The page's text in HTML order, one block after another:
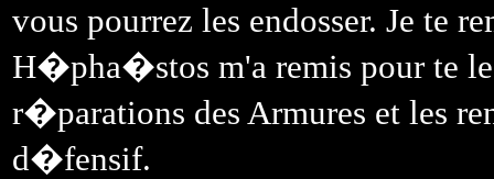
vous pourrez les endosser. Je te
H�pha�stos m'a remis pour te
r�parations des Armures et les
d�fensif.